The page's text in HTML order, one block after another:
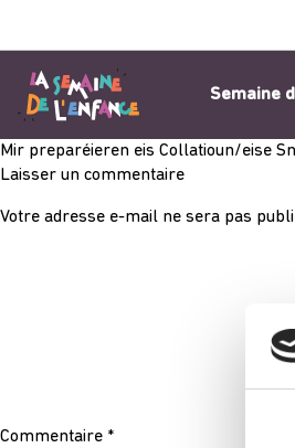
Semaine
Mir preparéieren eis Collatioun/eise
Laisser un commentaire
Votre adresse e-mail ne sera pas
Commentaire *